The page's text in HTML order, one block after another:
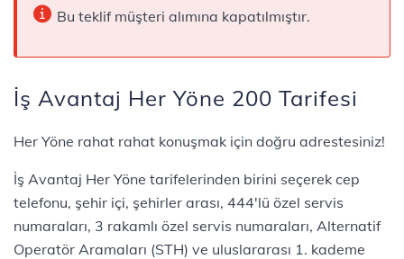
Bu teklif müşteri alımına kapatılmıştır.
İş Avantaj Her Yöne 200 Tarifesi
​​​​​​​​​Her Yöne rahat rahat konuşmak için doğru adrestesiniz!
İş Avantaj Her Yöne tarifelerinden birini seçerek cep
telefonu, şehir içi, şehirler arası, 444'lü özel servis
numaraları, 3 rakamlı özel servis numaraları, Alternatif
Operatör Aramaları (STH) ve uluslararası 1. kademe